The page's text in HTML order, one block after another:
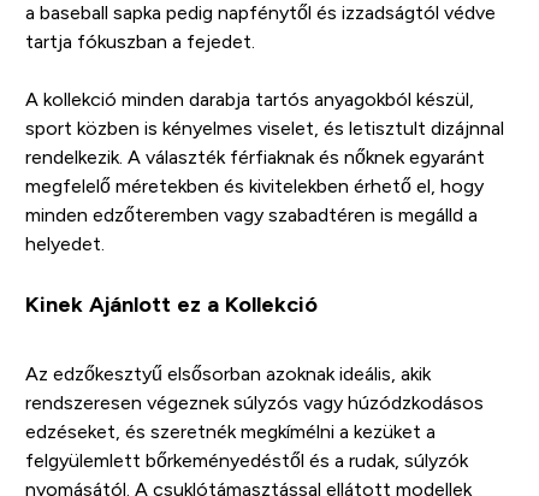
a baseball sapka pedig napfénytől és izzadságtól védve
tartja fókuszban a fejedet.
A kollekció minden darabja tartós anyagokból készül,
sport közben is kényelmes viselet, és letisztult dizájnnal
rendelkezik. A választék férfiaknak és nőknek egyaránt
megfelelő méretekben és kivitelekben érhető el, hogy
minden edzőteremben vagy szabadtéren is megálld a
helyedet.
Kinek Ajánlott ez a Kollekció
Az edzőkesztyű elsősorban azoknak ideális, akik
rendszeresen végeznek súlyzós vagy húzódzkodásos
edzéseket, és szeretnék megkímélni a kezüket a
felgyülemlett bőrkeményedéstől és a rudak, súlyzók
nyomásától. A csuklótámasztással ellátott modellek